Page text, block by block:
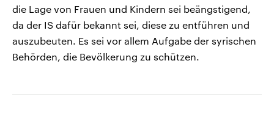
die Lage von Frauen und Kindern sei beängstigend,
da der IS dafür bekannt sei, diese zu entführen und
auszubeuten. Es sei vor allem Aufgabe der syrischen
Behörden, die Bevölkerung zu schützen.